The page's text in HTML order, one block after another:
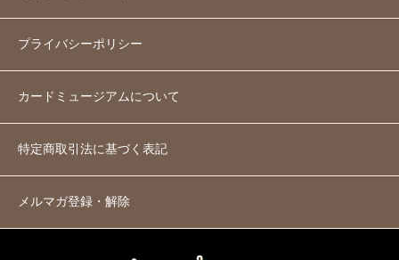
プライバシーポリシー
カードミュージアムについて
特定商取引法に基づく表記
メルマガ登録・解除